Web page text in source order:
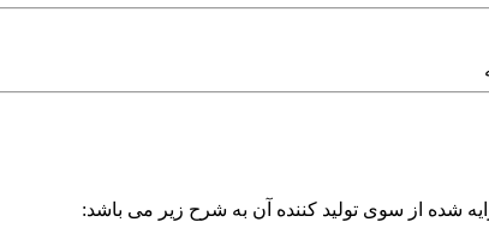
شده از سوی تولید کننده آن به شرح زیر می باشد: